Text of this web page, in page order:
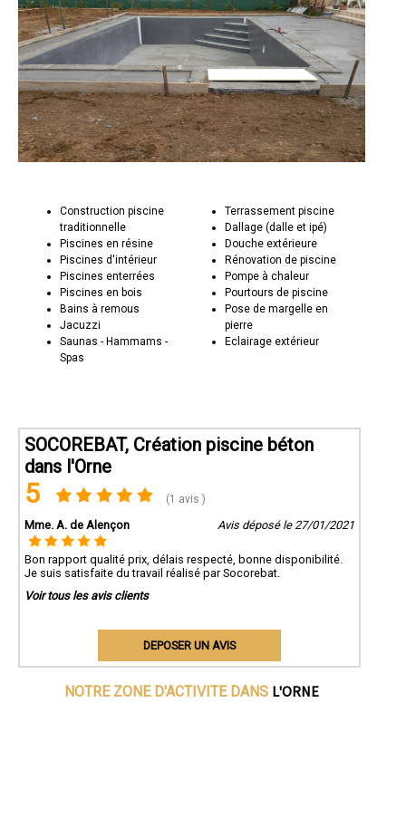
Construction piscine
traditionnelle
Piscines en résine
Piscines d'intérieur
Piscines enterrées
Piscines en bois
Bains à remous
Jacuzzi
Saunas - Hammams -
Spas
Terrassement piscine
Dallage (dalle et ipé)
Douche extérieure
Rénovation de piscine
Pompe à chaleur
Pourtours de piscine
Pose de margelle en
pierre
Eclairage extérieur
SOCOREBAT, Création piscine béton
dans l'Orne
5 (1 avis )
Mme. A. de Alençon Avis déposé le 27/01/2021
Bon rapport qualité prix, délais respecté, bonne disponibilité.
Je suis satisfaite du travail réalisé par Socorebat.
Voir tous les avis clients
DEPOSER UN AVIS
NOTRE ZONE D'ACTIVITE DANS L'ORNE